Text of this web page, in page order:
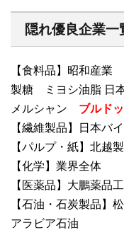
隠れ優良企業一
【食料品】昭和産
製糖 ミヨシ油脂 日
メルシャン ブルド
【繊維製品】日本バ
【パルプ・紙】北越
【化学】業界全体
【医薬品】大鵬薬品
【石油・石炭製品】
アラビア石油